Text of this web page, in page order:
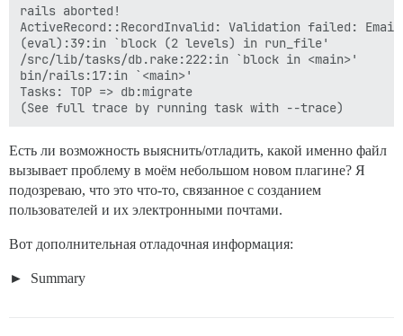
rails aborted!
ActiveRecord::RecordInvalid: Validation failed:
(eval):39:in `block (2 levels) in run_file'
/src/lib/tasks/db.rake:222:in `block in <main>'
bin/rails:17:in `<main>'
Tasks: TOP => db:migrate
Есть ли возможность выяснить/отладить, какой именно файл
вызывает проблему в моём небольшом новом плагине? Я
подозреваю, что это что-то, связанное с созданием
пользователей и их электронными почтами.
Вот дополнительная отладочная информация:
Summary